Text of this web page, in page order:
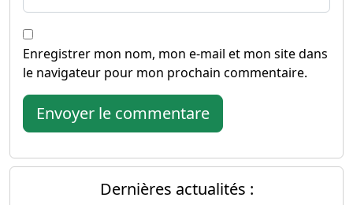
Enregistrer mon nom, mon e-mail et mon site dans
le navigateur pour mon prochain commentaire.
Dernières actualités :